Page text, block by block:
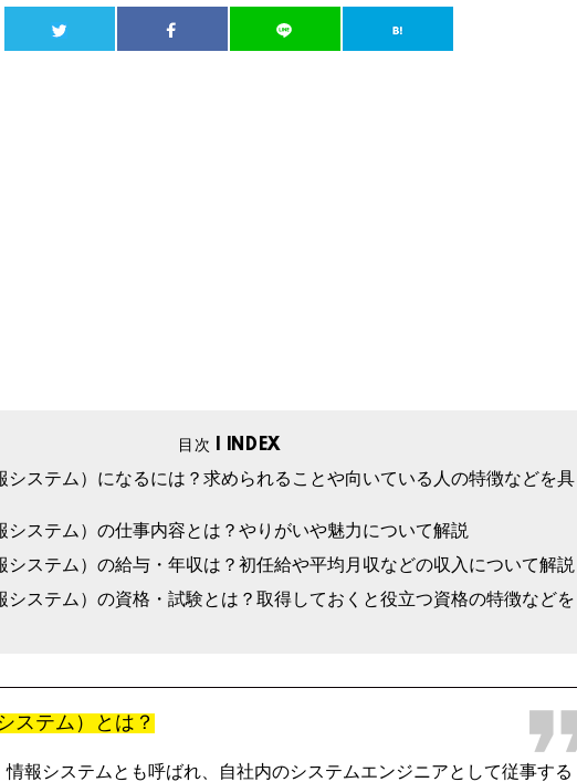
システム）になるには？求められることや向いている人の特徴などを具
システム）の仕事内容とは？やりがいや魅力について解説
システム）の給与・年収は？初任給や平均月収などの収入について解説
システム）の資格・試験とは？取得しておくと役立つ資格の特徴などを
ステム）とは？
情報システムとも呼ばれ、自社内のシステムエンジニアとして従事する